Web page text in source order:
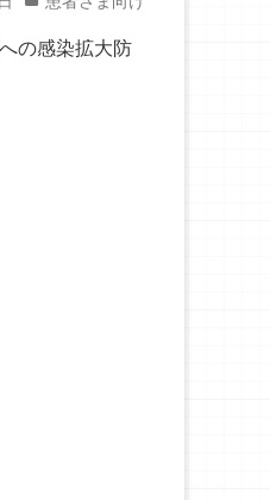
の感染拡大防